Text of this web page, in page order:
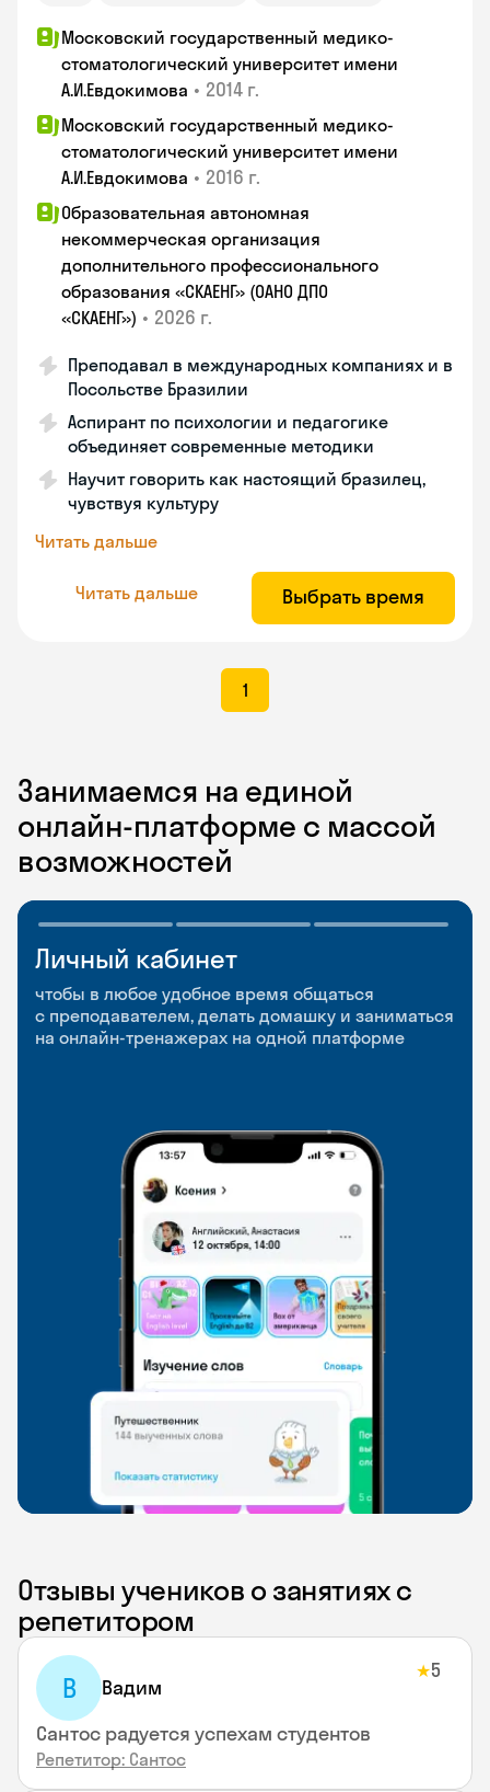
Московский государственный медико-
стоматологический университет имени
А.И.Евдокимова • 2014 г.
Московский государственный медико-
стоматологический университет имени
А.И.Евдокимова • 2016 г.
Образовательная автономная
некоммерческая организация
дополнительного профессионального
образования «СКАЕНГ» (ОАНО ДПО
«СКАЕНГ») • 2026 г.
Преподавал в международных компаниях и в
Посольстве Бразилии
Аспирант по психологии и педагогике
объединяет современные методики
Научит говорить как настоящий бразилец,
чувствуя культуру
Читать дальше
Читать дальше Выбрать время
1
Занимаемся на единой
онлайн-платформе с массой
возможностей
Личный кабинет
чтобы в любое удобное время общаться
с преподавателем, делать домашку и заниматься
на онлайн-тренажерах на одной платформе
Мобильное
приложение
чтобы заниматься и изучать новые слова где
и когда удобно
Разговорные клубы
и Talks
Групповые занятия для разговорной практики
и индивидуальные встречи с преподавателями
Отзывы учеников о занятиях с
репетитором
В Вадим
★5
Сантос радуется успехам студентов
Репетитор: Сантос